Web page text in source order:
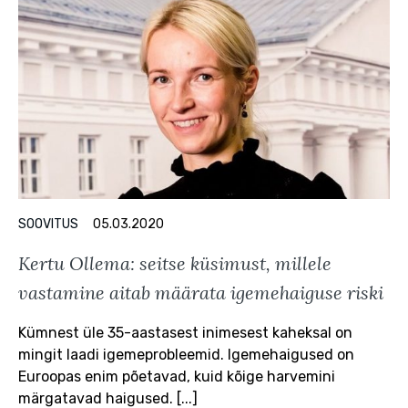
Kertu Ollema: seitse küsimust, millele
vastamine aitab määrata igemehaiguse riski
Kümnest üle 35-aastasest inimesest kaheksal on
mingit laadi igemeprobleemid. Igemehaigused on
Euroopas enim põetavad, kuid kõige harvemini
märgatavad haigused. [...]
SOOVITUS 05.03.2020